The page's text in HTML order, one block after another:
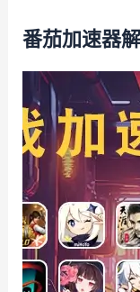
番茄加速器